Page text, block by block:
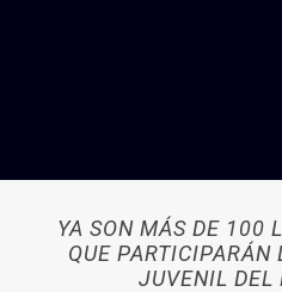
YA SON MÁS DE 100
QUE PARTICIPARÁN
JUVENIL DEL